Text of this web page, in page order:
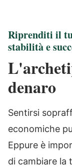
Riprenditi il
stabilità e
denaro
Sentirsi
economiche
Eppure è
di cambiare la